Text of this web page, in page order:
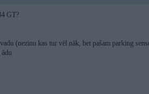
GT?
(nezinu kas tur vēl nāk, bet pašam parking
ādu